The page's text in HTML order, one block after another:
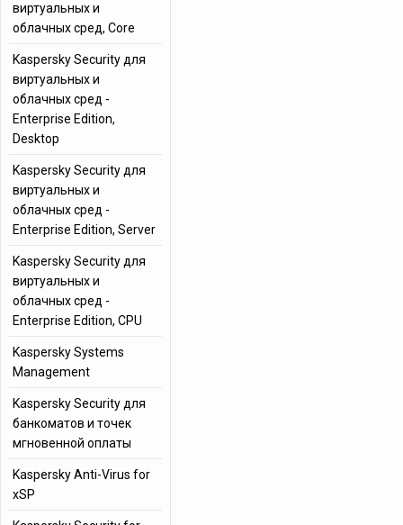
виртуальных и
облачных сред, Core
Kaspersky Security для
виртуальных и
облачных сред -
Enterprise Edition,
Desktop
Kaspersky Security для
виртуальных и
облачных сред -
Enterprise Edition, Server
Kaspersky Security для
виртуальных и
облачных сред -
Enterprise Edition, CPU
Kaspersky Systems
Management
Kaspersky Security для
банкоматов и точек
мгновенной оплаты
Kaspersky Anti-Virus for
xSP